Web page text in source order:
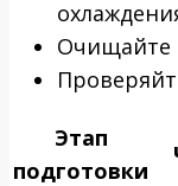
Очищайте
Этап
подготовки